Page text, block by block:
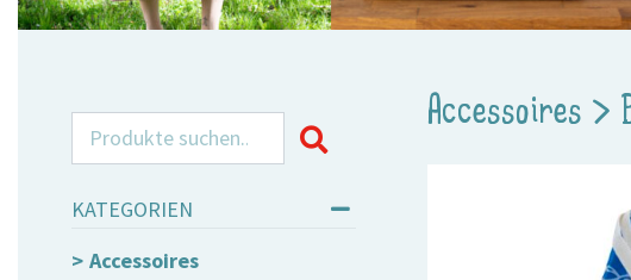
Search for:
KATEGORIEN
Accessoires
Accessoires >